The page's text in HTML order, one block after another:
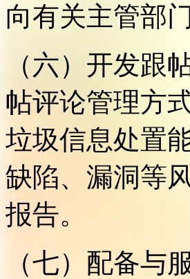
向有关主管部
（六）开发跟
帖评论管理方
垃圾信息处置
缺陷、漏洞等
报告。
（七）配备与